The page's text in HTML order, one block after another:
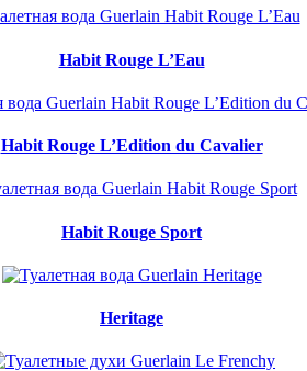
Habit Rouge L’Eau
Habit Rouge L’Edition du Cavalier
Habit Rouge Sport
Heritage